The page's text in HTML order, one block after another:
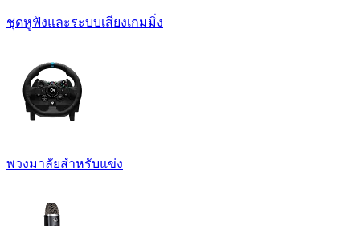
ชุดหูฟังและระบบเสียงเกมมิ่ง
พวงมาลัยสำหรับแข่ง